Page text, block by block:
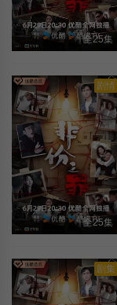
全25集
剧情
全25集
剧集